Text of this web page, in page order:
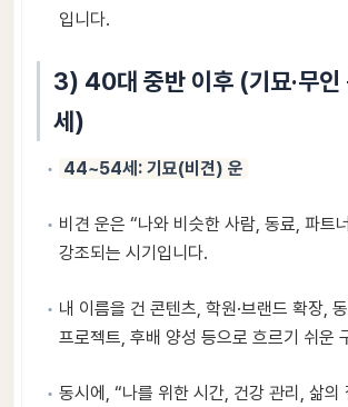
입니다.
3) 40대 중반 이후 (기묘·무
세)
44~54세: 기묘(비견) 운
비견 운은 “나와 비슷한 사람, 동료, 파트
강조되는 시기입니다.
내 이름을 건 콘텐츠, 학원·브랜드 확장,
프로젝트, 후배 양성 등으로 흐르기 쉬운
동시에, “나를 위한 시간, 건강 관리, 삶의